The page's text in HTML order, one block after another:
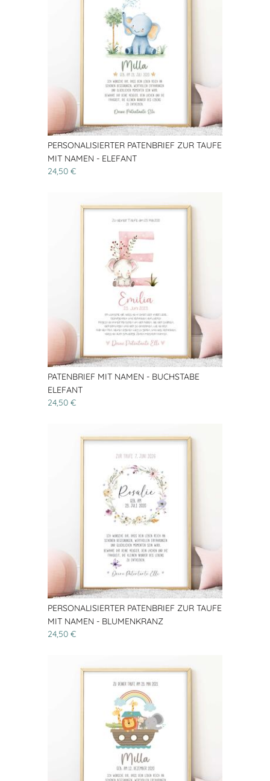
PERSONALISIERTER PATENBRIEF ZUR TAUFE
MIT NAMEN - ELEFANT
24,50 €
PATENBRIEF MIT NAMEN - BUCHSTABE
ELEFANT
24,50 €
PERSONALISIERTER PATENBRIEF ZUR TAUFE
MIT NAMEN - BLUMENKRANZ
24,50 €